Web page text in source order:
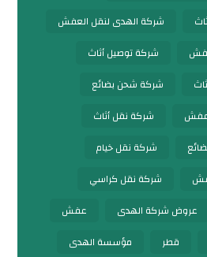
شركة الهدى لنقل العفش
شركة توصيل أثاث
شركة شحن بضائع
شركة نقل أثاث
شركة نقل خيام
شركة نقل كراسي
عروض شركة الهدى
عفش
قطر
مؤسسة الهدى